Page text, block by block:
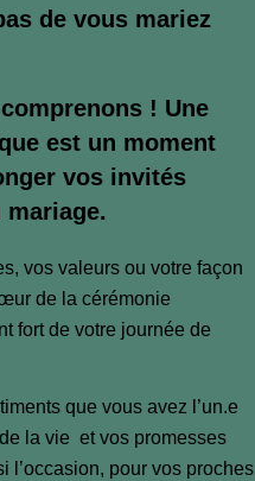
de vous mariez
! Une
est un moment
vos invités
mariage.
vos valeurs ou votre façon
de la cérémonie
fort de votre journée de
que vous avez l’un.e
la vie et vos promesses
l’occasion, pour vos proches